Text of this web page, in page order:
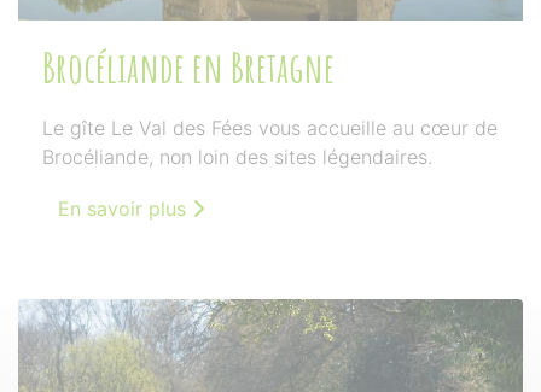
Brocéliande en Bretagne
Le gîte Le Val des Fées vous accueille au cœur de
Brocéliande, non loin des sites légendaires.
En savoir plus